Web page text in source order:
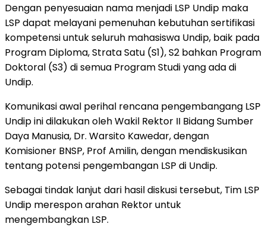
Dengan penyesuaian nama menjadi LSP Undip maka
LSP dapat melayani pemenuhan kebutuhan sertifikasi
kompetensi untuk seluruh mahasiswa Undip, baik pada
Program Diploma, Strata Satu (S1), S2 bahkan Program
Doktoral (S3) di semua Program Studi yang ada di
Undip.
Komunikasi awal perihal rencana pengembangang LSP
Undip ini dilakukan oleh Wakil Rektor II Bidang Sumber
Daya Manusia, Dr. Warsito Kawedar, dengan
Komisioner BNSP, Prof Amilin, dengan mendiskusikan
tentang potensi pengembangan LSP di Undip.
Sebagai tindak lanjut dari hasil diskusi tersebut, Tim LSP
Undip merespon arahan Rektor untuk
mengembangkan LSP.